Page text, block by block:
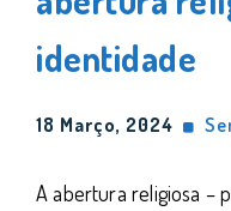
identidade
18 Março, 2024
A abertura religiosa –